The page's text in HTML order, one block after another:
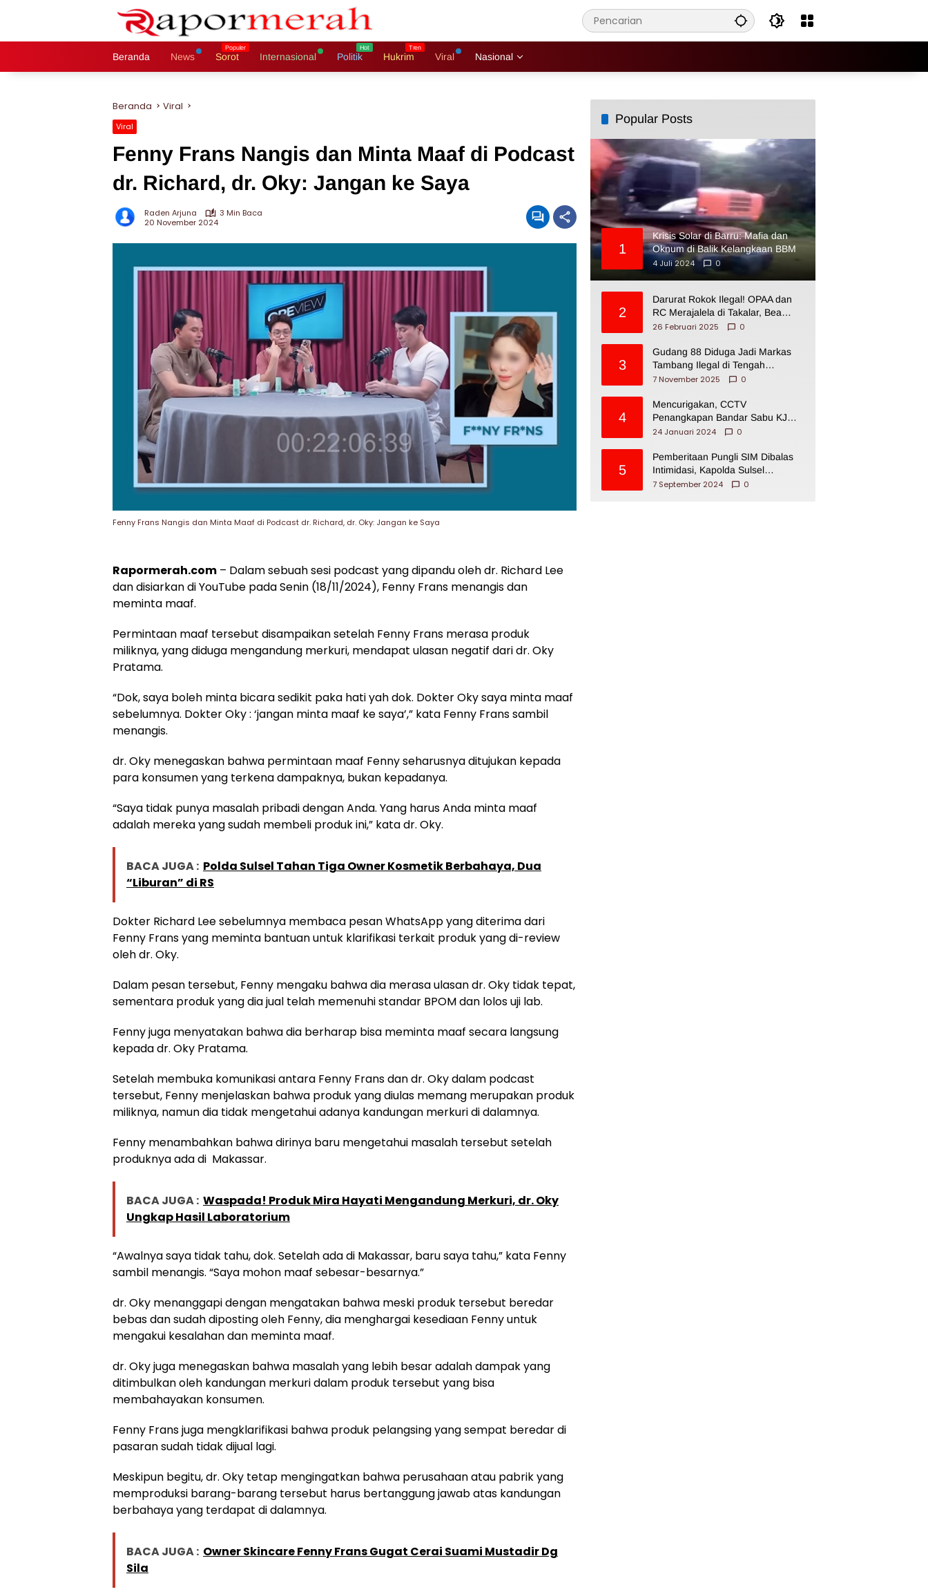
Beranda News Sorot Internasional Politik Hukrim Viral Nasional
Beranda Viral
Viral
Fenny Frans Nangis dan Minta Maaf di Podcast
dr. Richard, dr. Oky: Jangan ke Saya
Raden Arjuna
3 Min Baca
20 November 2024
Fenny Frans Nangis dan Minta Maaf di Podcast dr. Richard, dr. Oky: Jangan ke Saya
Rapormerah.com – Dalam sebuah sesi podcast yang dipandu oleh dr. Richard Lee
dan disiarkan di YouTube pada Senin (18/11/2024), Fenny Frans menangis dan
meminta maaf.
Permintaan maaf tersebut disampaikan setelah Fenny Frans merasa produk
miliknya, yang diduga mengandung merkuri, mendapat ulasan negatif dari dr. Oky
Pratama.
“Dok, saya boleh minta bicara sedikit paka hati yah dok. Dokter Oky saya minta maaf
sebelumnya. Dokter Oky : ‘jangan minta maaf ke saya’,” kata Fenny Frans sambil
menangis.
dr. Oky menegaskan bahwa permintaan maaf Fenny seharusnya ditujukan kepada
para konsumen yang terkena dampaknya, bukan kepadanya.
“Saya tidak punya masalah pribadi dengan Anda. Yang harus Anda minta maaf
adalah mereka yang sudah membeli produk ini,” kata dr. Oky.
BACA JUGA : Polda Sulsel Tahan Tiga Owner Kosmetik Berbahaya, Dua
“Liburan” di RS
Dokter Richard Lee sebelumnya membaca pesan WhatsApp yang diterima dari
Fenny Frans yang meminta bantuan untuk klarifikasi terkait produk yang di-review
oleh dr. Oky.
Dalam pesan tersebut, Fenny mengaku bahwa dia merasa ulasan dr. Oky tidak tepat,
sementara produk yang dia jual telah memenuhi standar BPOM dan lolos uji lab.
Fenny juga menyatakan bahwa dia berharap bisa meminta maaf secara langsung
kepada dr. Oky Pratama.
Setelah membuka komunikasi antara Fenny Frans dan dr. Oky dalam podcast
tersebut, Fenny menjelaskan bahwa produk yang diulas memang merupakan produk
miliknya, namun dia tidak mengetahui adanya kandungan merkuri di dalamnya.
Fenny menambahkan bahwa dirinya baru mengetahui masalah tersebut setelah
produknya ada di Makassar.
BACA JUGA : Waspada! Produk Mira Hayati Mengandung Merkuri, dr. Oky
Ungkap Hasil Laboratorium
“Awalnya saya tidak tahu, dok. Setelah ada di Makassar, baru saya tahu,” kata Fenny
sambil menangis. “Saya mohon maaf sebesar-besarnya.”
dr. Oky menanggapi dengan mengatakan bahwa meski produk tersebut beredar
bebas dan sudah diposting oleh Fenny, dia menghargai kesediaan Fenny untuk
mengakui kesalahan dan meminta maaf.
dr. Oky juga menegaskan bahwa masalah yang lebih besar adalah dampak yang
ditimbulkan oleh kandungan merkuri dalam produk tersebut yang bisa
membahayakan konsumen.
Fenny Frans juga mengklarifikasi bahwa produk pelangsing yang sempat beredar di
pasaran sudah tidak dijual lagi.
Meskipun begitu, dr. Oky tetap mengingatkan bahwa perusahaan atau pabrik yang
memproduksi barang-barang tersebut harus bertanggung jawab atas kandungan
berbahaya yang terdapat di dalamnya.
BACA JUGA : Owner Skincare Fenny Frans Gugat Cerai Suami Mustadir Dg
Sila
Popular Posts
1
Krisis Solar di Barru: Mafia dan
Oknum di Balik Kelangkaan BBM
4 Juli 2024
0
2
Darurat Rokok Ilegal! OPAA dan
RC Merajalela di Takalar, Bea
Cukai Impoten
26 Februari 2025 0
3
Gudang 88 Diduga Jadi Markas
Tambang Ilegal di Tengah
Permukiman Warga Makassar
7 November 2025 0
4
Mencurigakan, CCTV
Penangkapan Bandar Sabu KJ
Disita Oknum BNNP Sulsel
24 Januari 2024 0
5
Pemberitaan Pungli SIM Dibalas
Intimidasi, Kapolda Sulsel
Dikecam PJI Sulsel
7 September 2024 0